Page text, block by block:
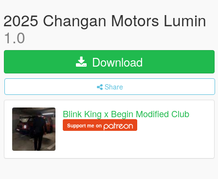
2025 Changan Motors Lumin
1.0
Download
Share
Blink King x Begin Modified Club
Support me on